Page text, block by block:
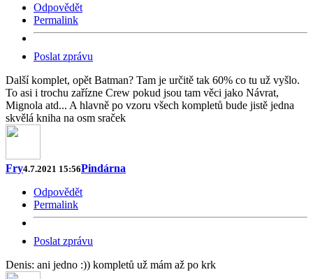
Odpovědět
Permalink
Poslat zprávu
Další komplet, opět Batman? Tam je určitě tak 60% co tu už vyšlo.
To asi i trochu zařízne Crew pokud jsou tam věci jako Návrat,
Mignola atd... A hlavně po vzoru všech kompletů bude jistě jedna
skvělá kniha na osm sraček
Fry4.7.2021 15:56Pindárna
Odpovědět
Permalink
Poslat zprávu
Denis: ani jedno :)) kompletů už mám až po krk